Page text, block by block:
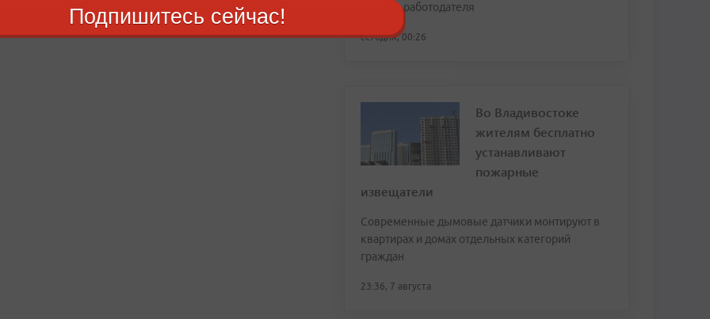
другого работодателя
сегодня, 00:26
Во Владивостоке
жителям бесплатно
устанавливают
пожарные
извещатели
Современные дымовые датчики монтируют в
квартирах и домах отдельных категорий
граждан
23:36, 7 августа
Подпишитесь сейчас!